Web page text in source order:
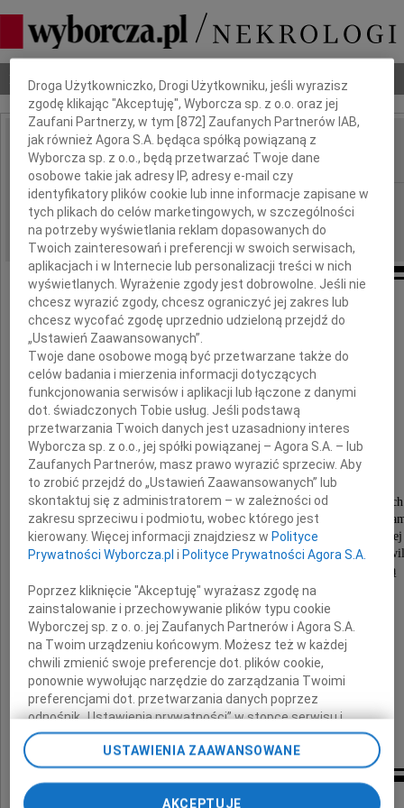
Nekrologi Odeszli Poradnik pogrzebowy
IMIĘ I NAZWISKO: Jerzy Substyk
REGION: Warszawa
DATA EMISJI: 10.06.2026
31 maja 2026 roku w wieku 98 lat zmarł
Jerzy Substyk
Żołnierz Batalionu Bartkiewicz
Powstaniec Warszawski
Wiceprezes Związku Powstańców Warszawskich
W powstaniu warszawskim 63 dni wraz z
z plutonu Perkun bronił gmachu przy Kredytowej
We wdzięcznej pamięci zachowamy wspólne
radość z Nocy Muzeów i spotkań z młodzieżą
Już tęsknimy Panie Jerzy
Wyrazy współczucia dla
Rodziny
Przyjaciele z Domu Spotkań z Historią
Inne kondolencje
Dbamy o Twoją prywatność
Droga Użytkowniczko, Drogi Użytkowniku, jeśli wyrazisz
zgodę klikając "Akceptuję", Wyborcza sp. z o.o. oraz jej
Zaufani Partnerzy, w tym [872 ] Zaufanych Partnerów IAB,
jak również Agora S.A. będąca spółką powiązaną z
Wyborcza sp. z o.o., będą przetwarzać Twoje dane
osobowe takie jak adresy IP, adresy e-mail czy
identyfikatory plików cookie lub inne informacje zapisane w
tych plikach do celów marketingowych, w szczególności
na potrzeby wyświetlania reklam dopasowanych do
Twoich zainteresowań i preferencji w swoich serwisach,
aplikacjach i w Internecie lub personalizacji treści w nich
wyświetlanych. Wyrażenie zgody jest dobrowolne. Jeśli nie
chcesz wyrazić zgody, chcesz ograniczyć jej zakres lub
chcesz wycofać zgodę uprzednio udzieloną przejdź do
„Ustawień Zaawansowanych”.
Twoje dane osobowe mogą być przetwarzane także do
celów badania i mierzenia informacji dotyczących
funkcjonowania serwisów i aplikacji lub łączone z danymi
dot. świadczonych Tobie usług. Jeśli podstawą
przetwarzania Twoich danych jest uzasadniony interes
Wyborcza sp. z o.o., jej spółki powiązanej – Agora S.A. – lub
Zaufanych Partnerów, masz prawo wyrazić sprzeciw. Aby
to zrobić przejdź do „Ustawień Zaawansowanych” lub
skontaktuj się z administratorem – w zależności od
zakresu sprzeciwu i podmiotu, wobec którego jest
kierowany. Więcej informacji znajdziesz w Polityce
Prywatności Wyborcza.pl i Polityce Prywatności Agora S.A.
Poprzez kliknięcie "Akceptuję" wyrażasz zgodę na
zainstalowanie i przechowywanie plików typu cookie
Wyborczej sp. z o. o. jej Zaufanych Partnerów i Agora S.A.
na Twoim urządzeniu końcowym. Możesz też w każdej
chwili zmienić swoje preferencje dot. plików cookie,
ponownie wywołując narzędzie do zarządzania Twoimi
preferencjami dot. przetwarzania danych poprzez
odnośnik „Ustawienia prywatności” w stopce serwisu i
przechodząc do sekcji „Ustawienia zaawansowane”.
Zmiana ustawień plików cookie możliwa jest także za
pomocą ustawień przeglądarki.
USTAWIENIA ZAAWANSOWANE
AKCEPTUJĘ